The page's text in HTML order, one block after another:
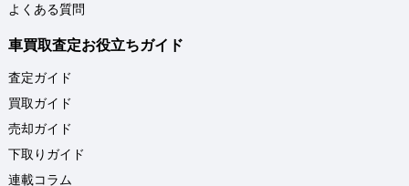
よくある質問
車買取査定お役立ちガイド
査定ガイド
買取ガイド
売却ガイド
下取りガイド
連載コラム